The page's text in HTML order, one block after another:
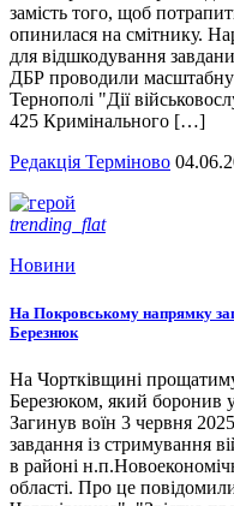
замість того, щоб
опинилася на смітнику.
для відшкодування
ДБР проводили масштабну
Тернополі "Дії
425 Кримінального […]
Редакція Терміново
trending_flat
Новини
На Покровському напрямку
Березнюк
На Чортківщині
Березюком, який боронив
Загинув воїн 3 червня
завдання із стримування
в районі
області. Про це